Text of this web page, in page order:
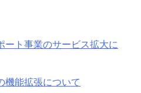
ート事業のサービス拡大に
機能拡張について